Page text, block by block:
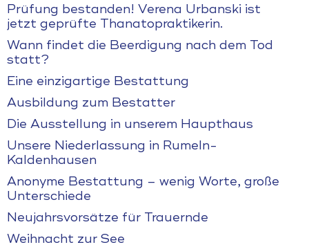
Prüfung bestanden! Verena Urbanski ist
jetzt geprüfte Thanatopraktikerin.
Wann findet die Beerdigung nach dem Tod
statt?
Eine einzigartige Bestattung
Ausbildung zum Bestatter
Die Ausstellung in unserem Haupthaus
Unsere Niederlassung in Rumeln-
Kaldenhausen
Anonyme Bestattung – wenig Worte, große
Unterschiede
Neujahrsvorsätze für Trauernde
Weihnacht zur See